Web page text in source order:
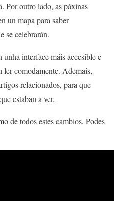
Por outro lado, as páxinas
un mapa para saber
se celebrarán.
unha interface máis accesible e
ler comodamente. Ademais,
relacionados, para que
estaban a ver.
de todos estes cambios. Podes